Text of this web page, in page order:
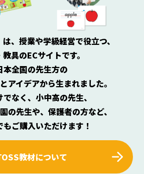
は、授業や学級経営で役立つ、
具のECサイトです。
本全国の先生方の
アイデアから生まれました。
なく、小中高の先生、
の先生や、保護者の方など、
もご購入いただけます！
教材について